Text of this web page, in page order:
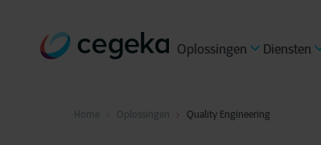
Oplossingen Diensten
Home Oplossingen Quality Engineering